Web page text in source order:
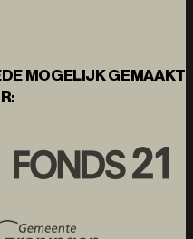
MOGELIJK GEMAAKT